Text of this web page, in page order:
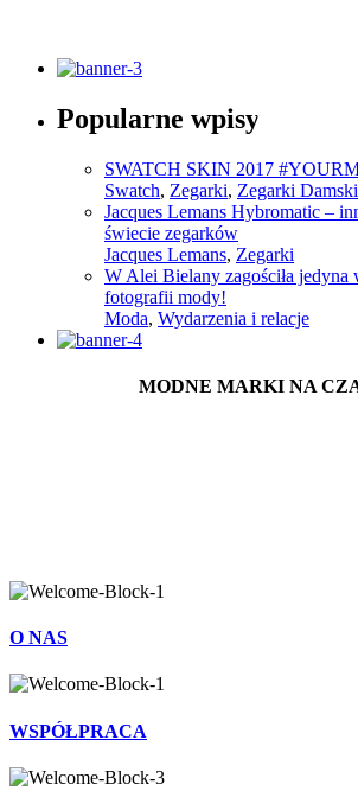
Sprawdź
Popularne wpisy
SWATCH SKIN 2017
Swatch, Zegarki, Zegarki
Jacques Lemans Hybromatic –
świecie zegarków
Jacques Lemans, Zegarki
W Alei Bielany zagościła jedyna
fotografii mody!
Moda, Wydarzenia i relacje
MODNE MARKI NA
O NAS
WSPÓŁPRACA